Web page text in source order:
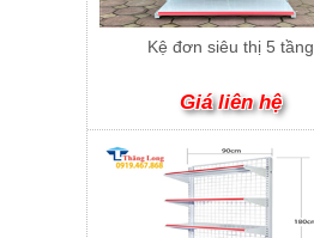
Kệ đơn siêu thị 5 tầng
Giá liên hệ